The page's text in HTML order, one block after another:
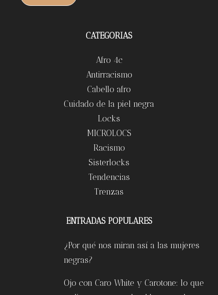
CATEGORIAS
Afro 4c
Antirracismo
Cabello afro
Cuidado de la piel negra
Locks
MICROLOCS
Racismo
Sisterlocks
Tendencias
Trenzas
ENTRADAS POPULARES
¿Por qué nos miran así a las mujeres
negras?
Ojo con Caro White y Carotone: lo que